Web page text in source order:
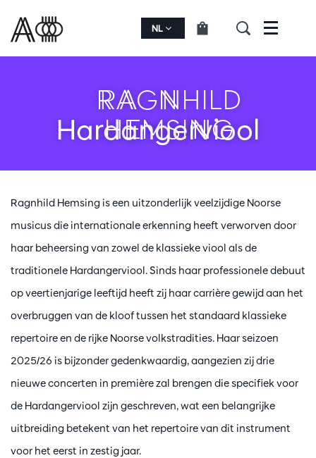
NL Menu
RAGNHILD
HEMSING
Hardangerviool
Ragnhild Hemsing is een uitzonderlijk veelzijdige Noorse
musicus die internationale erkenning heeft verworven door
haar beheersing van zowel de klassieke viool als de
traditionele Hardangerviool. Sinds haar professionele debuut
op veertienjarige leeftijd heeft zij haar carrière gewijd aan het
overbruggen van de kloof tussen het standaard klassieke
repertoire en de rijke Noorse volkstradities. Haar seizoen
2025/26 is bijzonder gedenkwaardig, aangezien zij drie
nieuwe concerten in première zal brengen die specifiek voor
de Hardangerviool zijn geschreven, wat een belangrijke
uitbreiding betekent van het repertoire van dit instrument
voor het eerst in zestig jaar.